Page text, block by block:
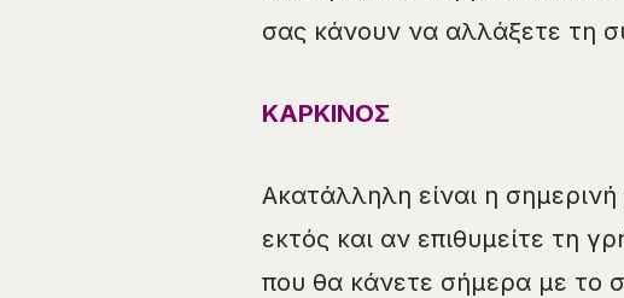
σας κάνουν να αλλάξετε τη
ΚΑΡΚΙΝΟΣ
Ακατάλληλη είναι η
εκτός και αν επιθυμείτε τη
που θα κάνετε σήμερα με το